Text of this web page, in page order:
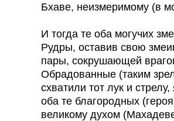
Бхаве, неизмеримому (в
И тогда те оба могучих
Рудры, оставив свою
пары, сокрушающей
Обрадованные (таким
схватили тот лук и
оба те благородных
великому духом